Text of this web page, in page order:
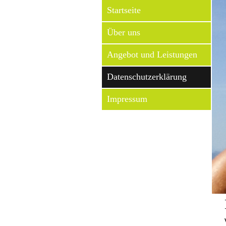
Startseite
Über uns
Angebot und Leistungen
Datenschutzerklärung
Impressum